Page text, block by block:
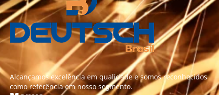
Alcançamos excelência em qualidade e somos reconhecidos
como referência em nosso segmento.